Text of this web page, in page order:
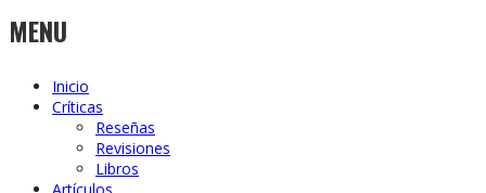
MENU
Inicio
Críticas
Reseñas
Revisiones
Libros